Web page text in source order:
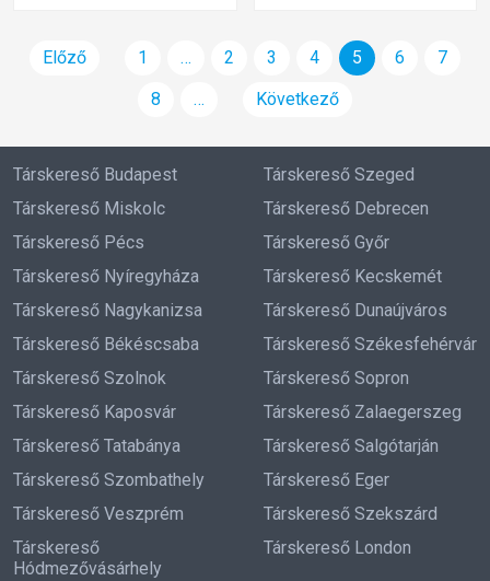
Előző 1 … 2 3 4 5 6
7
8
… Következő
Társkereső Budapest
Társkereső Szeged
Társkereső Miskolc
Társkereső Debrecen
Társkereső Pécs
Társkereső Győr
Társkereső Nyíregyháza
Társkereső Kecskemét
Társkereső Nagykanizsa
Társkereső Dunaújváros
Társkereső Békéscsaba
Társkereső Székesfehérvár
Társkereső Szolnok
Társkereső Sopron
Társkereső Kaposvár
Társkereső Zalaegerszeg
Társkereső Tatabánya
Társkereső Salgótarján
Társkereső Szombathely
Társkereső Eger
Társkereső Veszprém
Társkereső Szekszárd
Társkereső
Hódmezővásárhely
Társkereső London